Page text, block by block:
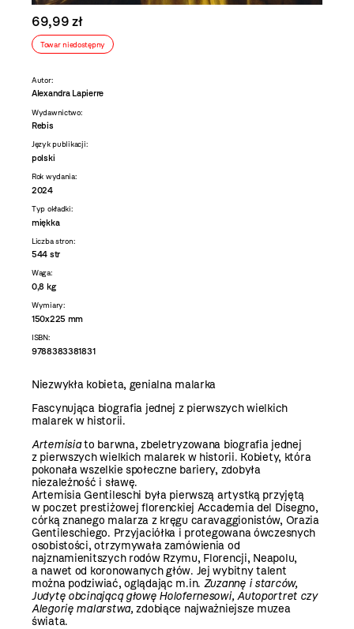
69,99 zł
Towar niedostępny
Autor:
Alexandra Lapierre
Wydawnictwo:
Rebis
Język publikacji:
polski
Rok wydania:
2024
Typ okładki:
miękka
Liczba stron:
544 str
Waga:
0,8 kg
Wymiary:
150x225 mm
ISBN:
9788383381831
Niezwykła kobieta, genialna malarka
Fascynująca biografia jednej z pierwszych wielkich
malarek w historii.
Artemisiato barwna, zbeletryzowana biografia jednej
z pierwszych wielkich malarek w historii. Kobiety, która
pokonała wszelkie społeczne bariery, zdobyła
niezależność i sławę.
Artemisia Gentileschi była pierwszą artystką przyjętą
w poczet prestiżowej florenckiej Accademia del Disegno,
córką znanego malarza z kręgu caravaggionistów, Orazia
Gentileschiego. Przyjaciółka i protegowana ówczesnych
osobistości, otrzymywała zamówienia od
najznamienitszych rodów Rzymu, Florencji, Neapolu,
a nawet od koronowanych głów. Jej wybitny talent
można podziwiać, oglądając m.in. Zuzannę i starców,
Judytę obcinającą głowę Holofernesowi, Autoportret czy
Alegorię malarstwa, zdobiące najważniejsze muzea
świata.